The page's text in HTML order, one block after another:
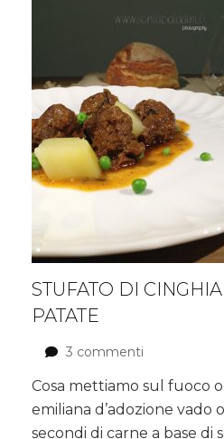
STUFATO DI
PATATE
3 commenti
di
Cinghiale,
piselli
Cosa mettiamo sul fuoco
emiliana d’adozione vado
secondi di carne a base di